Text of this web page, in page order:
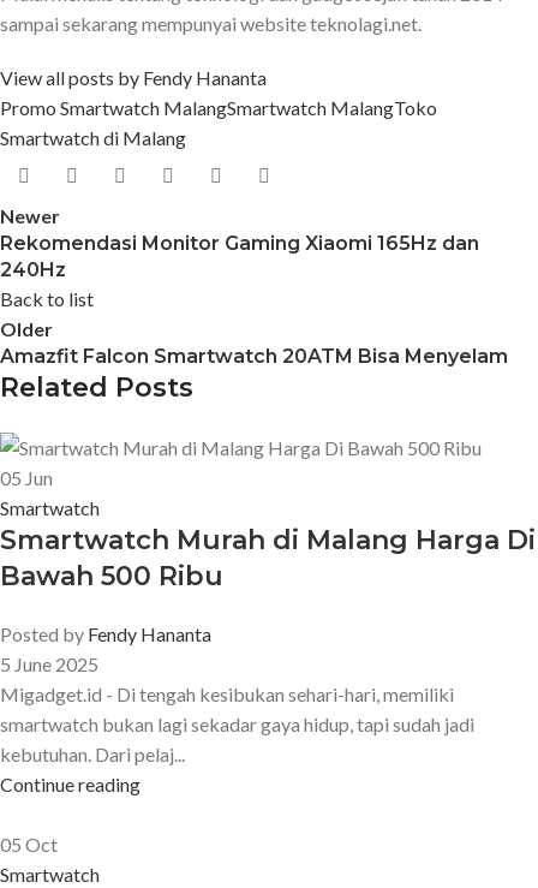
sampai sekarang mempunyai website teknolagi.net.
View all posts by Fendy Hananta
Promo Smartwatch MalangSmartwatch MalangToko
Smartwatch di Malang
Newer
Rekomendasi Monitor Gaming Xiaomi 165Hz dan
240Hz
Back to list
Older
Amazfit Falcon Smartwatch 20ATM Bisa Menyelam
Related Posts
05 Jun
Smartwatch
Smartwatch Murah di Malang Harga Di
Bawah 500 Ribu
Posted by Fendy Hananta
5 June 2025
Migadget.id - Di tengah kesibukan sehari-hari, memiliki
smartwatch bukan lagi sekadar gaya hidup, tapi sudah jadi
kebutuhan. Dari pelaj...
Continue reading
05 Oct
Smartwatch